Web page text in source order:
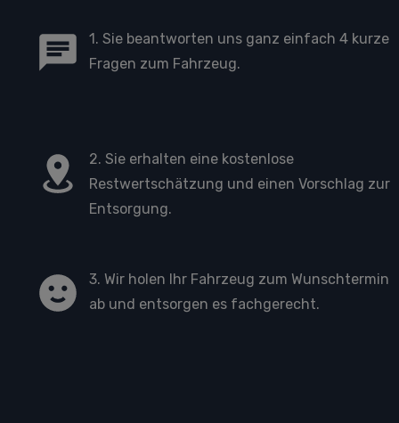
1. Sie beantworten uns ganz einfach 4 kurze
Fragen zum Fahrzeug.
2. Sie erhalten eine kostenlose
Restwertschätzung und einen Vorschlag zur
Entsorgung.
3. Wir holen Ihr Fahrzeug zum Wunschtermin
ab und entsorgen es fachgerecht.